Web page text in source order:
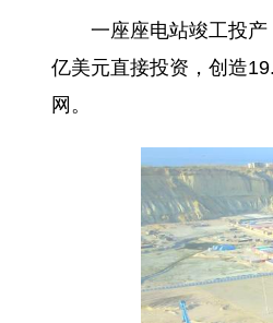
一座座电站竣工投
亿美元直接投资，创造
网。